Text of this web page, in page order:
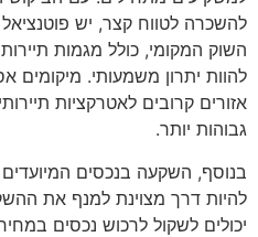
להשכרה לטווח קצר, יש
השוק המקומי, כולל מגמות
להוות יתרון משמעותי. מיקומים
אזורים קרובים לאטרקציות
גבוהות יותר.
בנוסף, השקעה בנכסים
להיות דרך מצוינת למנף את
יכולים לשקול לרכוש נכסים